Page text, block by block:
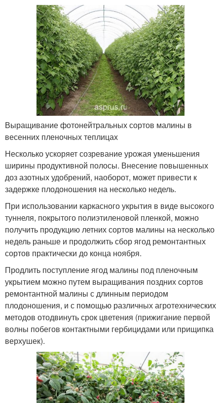
Выращивание фотонейтральных сортов малины в
весенних пленочных теплицах
Несколько ускоряет созревание урожая уменьшения
ширины продуктивной полосы. Внесение повышенных
доз азотных удобрений, наоборот, может привести к
задержке плодоношения на несколько недель.
При использовании каркасного укрытия в виде высокого
туннеля, покрытого полиэтиленовой пленкой, можно
получить продукцию летних сортов малины на несколько
недель раньше и продолжить сбор ягод ремонтантных
сортов практически до конца ноября.
Продлить поступление ягод малины под пленочным
укрытием можно путем выращивания поздних сортов
ремонтантной малины с длинным периодом
плодоношения, и с помощью различных агротехнических
методов отодвинуть срок цветения (прижигание первой
волны побегов контактными гербицидами или прищипка
верхушек).